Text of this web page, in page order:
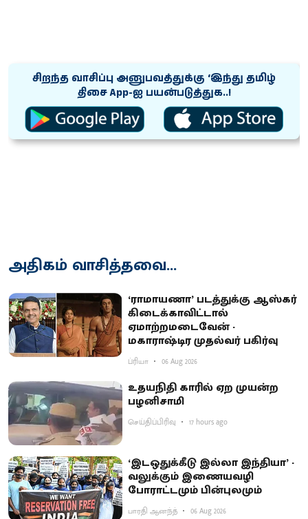
சிறந்த வாசிப்பு அனுபவத்துக்கு ‘இந்து தமிழ்
திசை App-ஐ பயன்படுத்துக..!
அதிகம் வாசித்தவை...
‘ராமாயணா’ படத்துக்கு ஆஸ்கர்
கிடைக்காவிட்டால்
ஏமாற்றமடைவேன் -
மகாராஷ்டிர முதல்வர் பகிர்வு
ப்ரியா 06 Aug 2026
உதயநிதி காரில் ஏற முயன்ற
பழனிசாமி
செய்திப்பிரிவு 17 hours ago
‘இடஒதுக்கீடு இல்லா இந்தியா’ -
வலுக்கும் இணையவழி
போராட்டமும் பின்புலமும்
பாரதி ஆனந்த் 06 Aug 2026